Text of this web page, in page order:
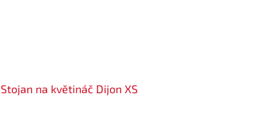
Stojan na květináč Dijon XS